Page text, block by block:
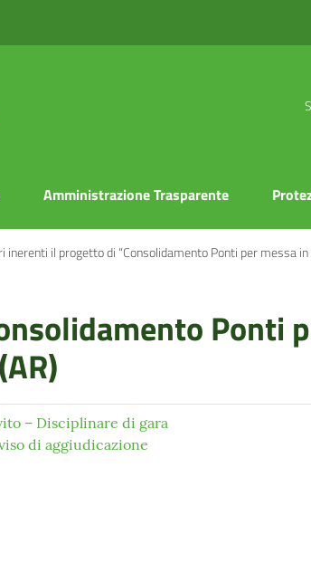
Amministrazione Trasparente
inerenti il progetto di “Consolidamento Ponti per messa
Ponti
– Disciplinare di gara
di aggiudicazione